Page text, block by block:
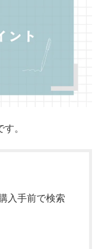
。
入手前で検索